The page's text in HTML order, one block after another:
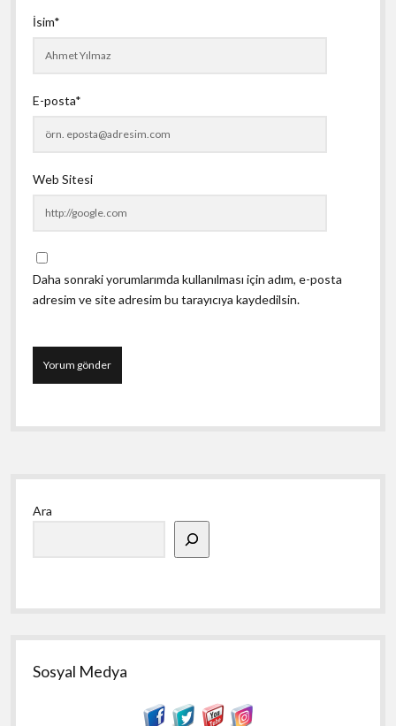
İsim*
E-posta*
Web Sitesi
Daha sonraki yorumlarımda kullanılması için adım, e-posta
adresim ve site adresim bu tarayıcıya kaydedilsin.
Yan
Menü
Ara
Sosyal Medya